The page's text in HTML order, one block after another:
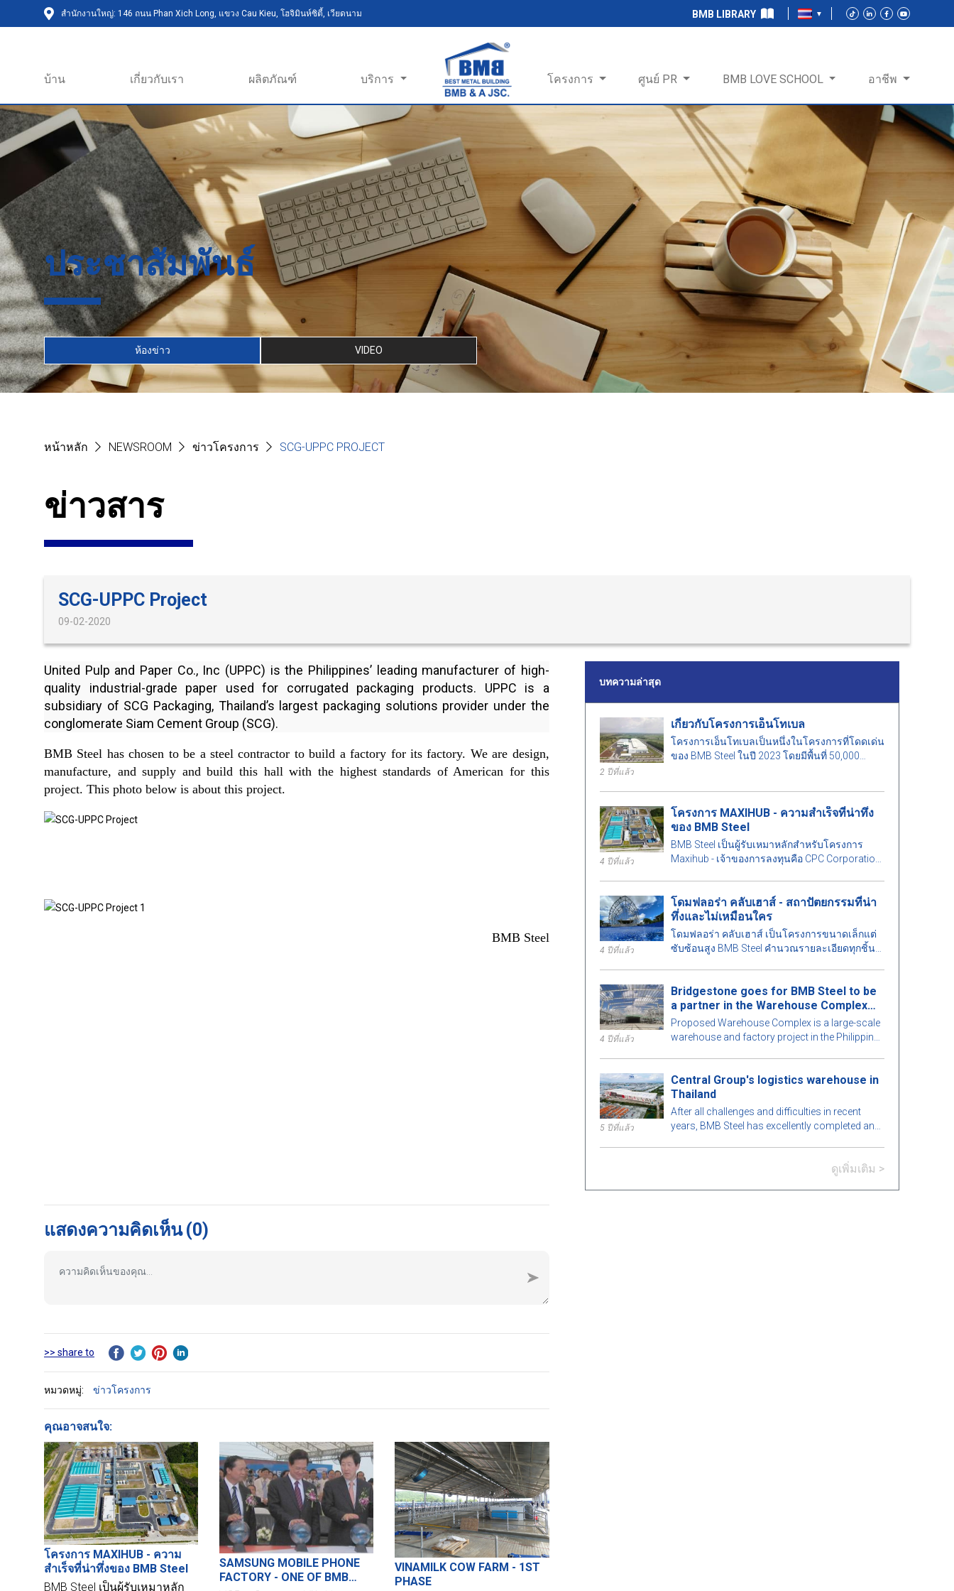
สำนักงานใหญ่: 146 ถนน Phan Xich Long, แขวง Cau Kieu, โฮจิมินห์ซิตี้, เวียดนาม BMB LIBRARY
บ้าน เกี่ยวกับเรา ผลิตภัณฑ์ บริการ โครงการ ศูนย์ PR BMB LOVE SCHOOL อาชีพ
ประชาสัมพันธ์
ห้องข่าว VIDEO
หน้าหลัก NEWSROOM ข่าวโครงการ SCG-UPPC PROJECT
ข่าวสาร
SCG-UPPC Project
09-02-2020
United Pulp and Paper Co., Inc (UPPC) is the Philippines’ leading manufacturer of high-
quality industrial-grade paper used for corrugated packaging products. UPPC is a
subsidiary of SCG Packaging, Thailand’s largest packaging solutions provider under the
conglomerate Siam Cement Group (SCG).
BMB Steel has chosen to be a steel contractor to build a factory for its factory. We are design,
manufacture, and supply and build this hall with the highest standards of American for this
project. This photo below is about this project.
BMB Steel
บทความล่าสุด
2 ปีที่แล้ว
เกี่ยวกับโครงการเอ็นโทเบล
โครงการเอ็นโทเบลเป็นหนึ่งในโครงการที่โดดเด่น
ของ BMB Steel ในปี 2023 โดยมีพื้นที่ 50,000
4 ปีที่แล้ว
โครงการ MAXIHUB - ความสำเร็จที่น่าทึ่ง
ของ BMB Steel
BMB Steel เป็นผู้รับเหมาหลักสำหรับโครงการ
Maxihub - เจ้าของการลงทุนคือ CPC Corporation
4 ปีที่แล้ว
โดมฟลอร่า คลับเฮาส์ - สถาปัตยกรรมที่น่า
ทึ่งและไม่เหมือนใคร
โดมฟลอร่า คลับเฮาส์ เป็นโครงการขนาดเล็กแต่
ซับซ้อนสูง BMB Steel คำนวณรายละเอียดทุกชิ้น
อาคารเหล็กสำเร็จรูปนี้กับ BMB Steel ในบทความ
ด้านล่าง!
4 ปีที่แล้ว
Bridgestone goes for BMB Steel to be
a partner in the Warehouse Complex
project
Proposed Warehouse Complex is a large-scale
warehouse and factory project in the Philippines
5 ปีที่แล้ว
Central Group's logistics warehouse in
Thailand
After all challenges and difficulties in recent
years, BMB Steel has excellently completed and
ดูเพิ่มเติม >
แสดงความคิดเห็น (0)
>> share to
หมวดหมู่: ข่าวโครงการ
คุณอาจสนใจ:
โครงการ MAXIHUB - ความ
สำเร็จที่น่าทึ่งของ BMB Steel
BMB Steel เป็นผู้รับเหมาหลัก
SAMSUNG MOBILE PHONE
FACTORY - ONE OF BMB
VINAMILK COW FARM - 1ST
PHASE